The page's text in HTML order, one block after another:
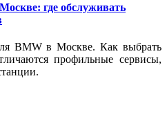
где обслуживать
BMW в Москве. Как выбрать
профильные сервисы,